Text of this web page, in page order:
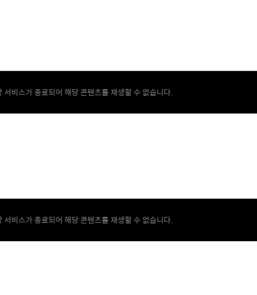
서비스가 종료되어 해당 콘텐츠를 재생할 수 없습니다.
서비스가 종료되어 해당 콘텐츠를 재생할 수 없습니다.